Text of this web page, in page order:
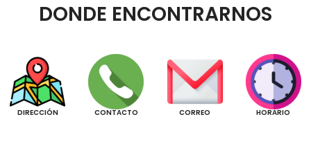
DONDE ENCONTRARNOS
DIRECCIÓN CONTACTO CORREO HORARIO